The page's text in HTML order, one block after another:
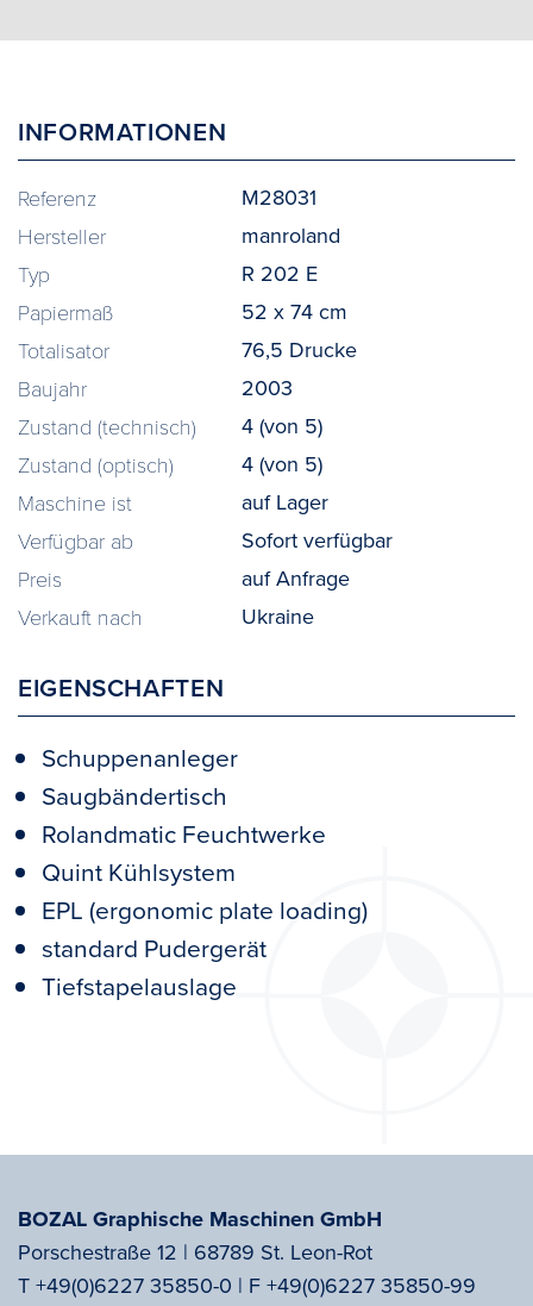
INFORMATIONEN
Referenz M28031
Hersteller manroland
Typ R 202 E
Papiermaß 52 x 74 cm
Totalisator 76,5 Drucke
Baujahr 2003
Zustand (technisch) 4 (von 5)
Zustand (optisch) 4 (von 5)
Maschine ist auf Lager
Verfügbar ab Sofort verfügbar
Preis auf Anfrage
Verkauft nach Ukraine
EIGENSCHAFTEN
Schuppenanleger
Saugbändertisch
Rolandmatic Feuchtwerke
Quint Kühlsystem
EPL (ergonomic plate loading)
standard Pudergerät
Tiefstapelauslage
BOZAL Graphische Maschinen GmbH
Porschestraße 12 | 68789 St. Leon-Rot
T +49(0)6227 35850-0 | F +49(0)6227 35850-99